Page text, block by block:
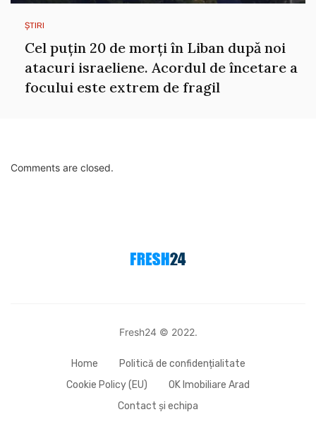
ȘTIRI
Cel puțin 20 de morți în Liban după noi
atacuri israeliene. Acordul de încetare a
focului este extrem de fragil
Comments are closed.
Fresh24 © 2022.
Home
Politică de confidențialitate
Cookie Policy (EU)
OK Imobiliare Arad
Contact și echipa